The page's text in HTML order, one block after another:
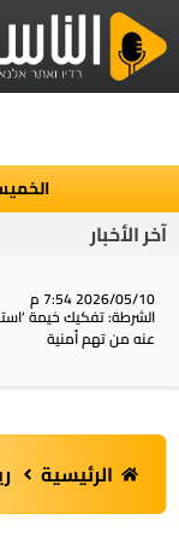
الخميس 6 أغسطس
آخر الأخبار
2026/05/10 7:54 م
الشرطة: تفكيك خيمة
عنه من تهم أمنية
الرئيسية